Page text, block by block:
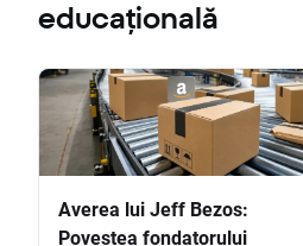
educațională
Averea lui Jeff Bezos:
Povestea fondatorului